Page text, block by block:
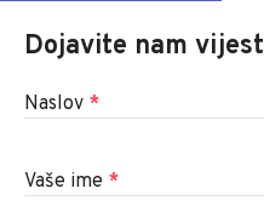
Dojavite nam vijest
Naslov *
Vaše ime *